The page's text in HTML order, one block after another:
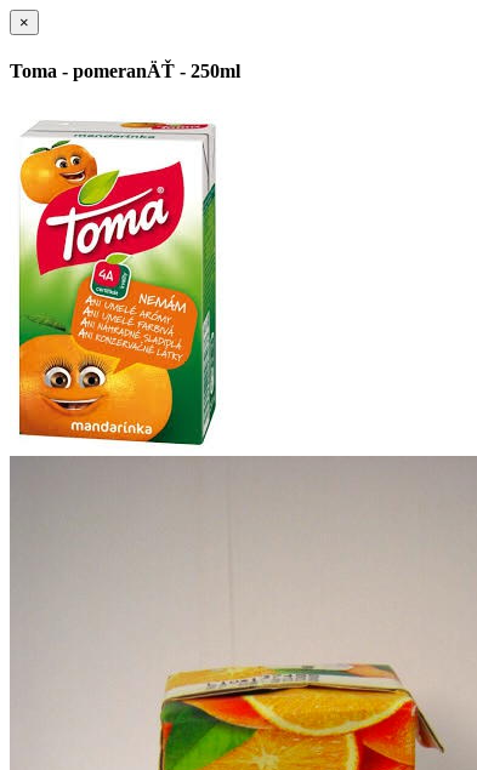
×
Toma - pomeranÄŤ - 250ml